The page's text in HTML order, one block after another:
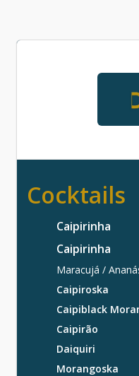
Cocktails
Caipirinha
Caipirinha
Maracujá /
Caipiroska
Caipiblack
Caipirão
Daiquiri
Morangoska